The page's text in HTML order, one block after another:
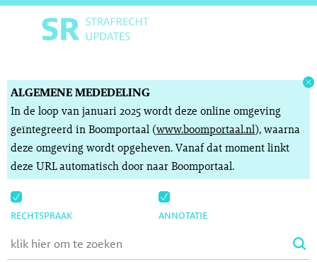
ALGEMENE MEDEDELING
In de loop van januari 2025 wordt deze online omgeving
geïntegreerd in Boomportaal (www.boomportaal.nl), waarna
deze omgeving wordt opgeheven. Vanaf dat moment linkt
deze URL automatisch door naar Boomportaal.
rechtspraak annotatie